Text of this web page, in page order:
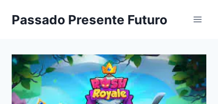
paraPassado Presente Futuro